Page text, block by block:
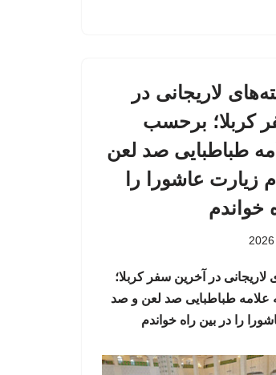
لاریجانی در
کربلا؛ برحسب
طباطبایی صد لعن
زیارت عاشورا را
خواندم
در آخرین سفر کربلا؛
طباطبایی صد لعن و صد
را در بین راه خواندم